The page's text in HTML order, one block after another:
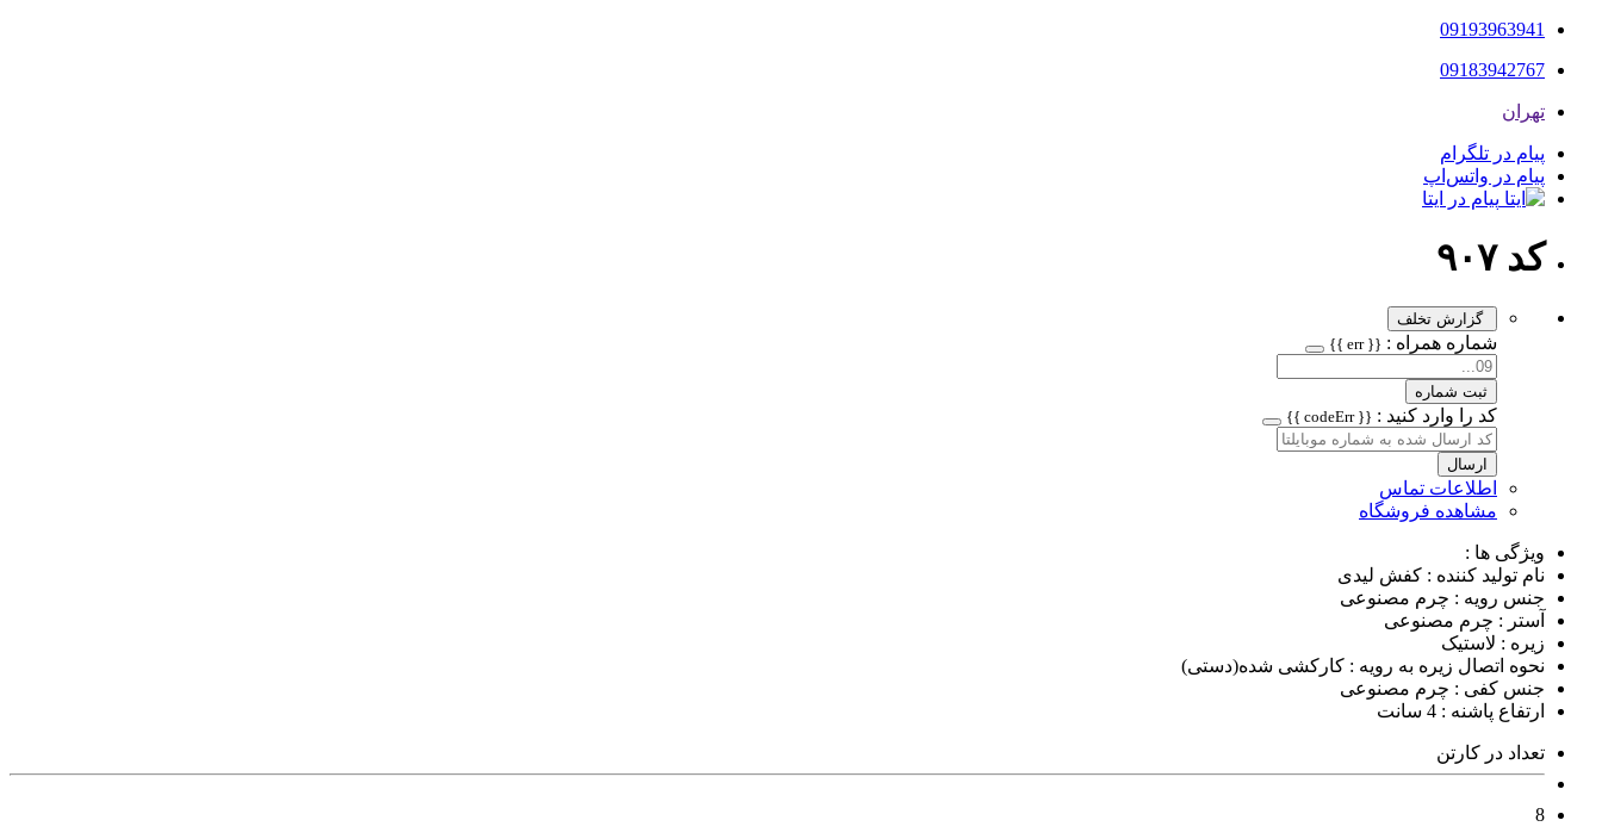
09193963941
09183942767
تهران
پیام در تلگرام
پیام در واتس‌اپ
پیام در ایتا
کد ۹۰۷
گزارش تخلف
شماره همراه : {{ err }}
ثبت شماره
کد را وارد کنید : {{ codeErr }}
ارسال
اطلاعات تماس
مشاهده فروشگاه
ویژگی ها :
نام تولید کننده : کفش لیدی
جنس رویه : چرم مصنوعی
آستر : چرم مصنوعی
زیره : لاستیک
نحوه اتصال زیره به رویه : کارکشی شده(دستی)
جنس کفی : چرم مصنوعی
ارتفاع پاشنه : 4 سانت
تعداد در کارتن
8